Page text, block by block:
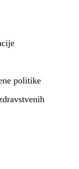
politike